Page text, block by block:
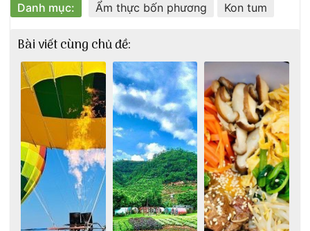
Danh mục: Ẩm thực bốn phương Kon tum
Bài viết cùng chủ đề: